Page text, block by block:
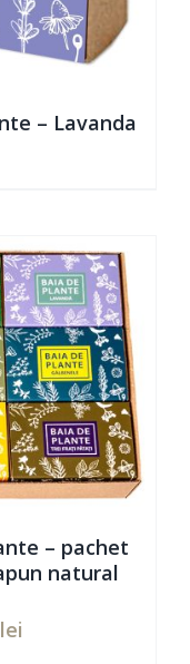
– Lavanda
– pachet
natural
lei